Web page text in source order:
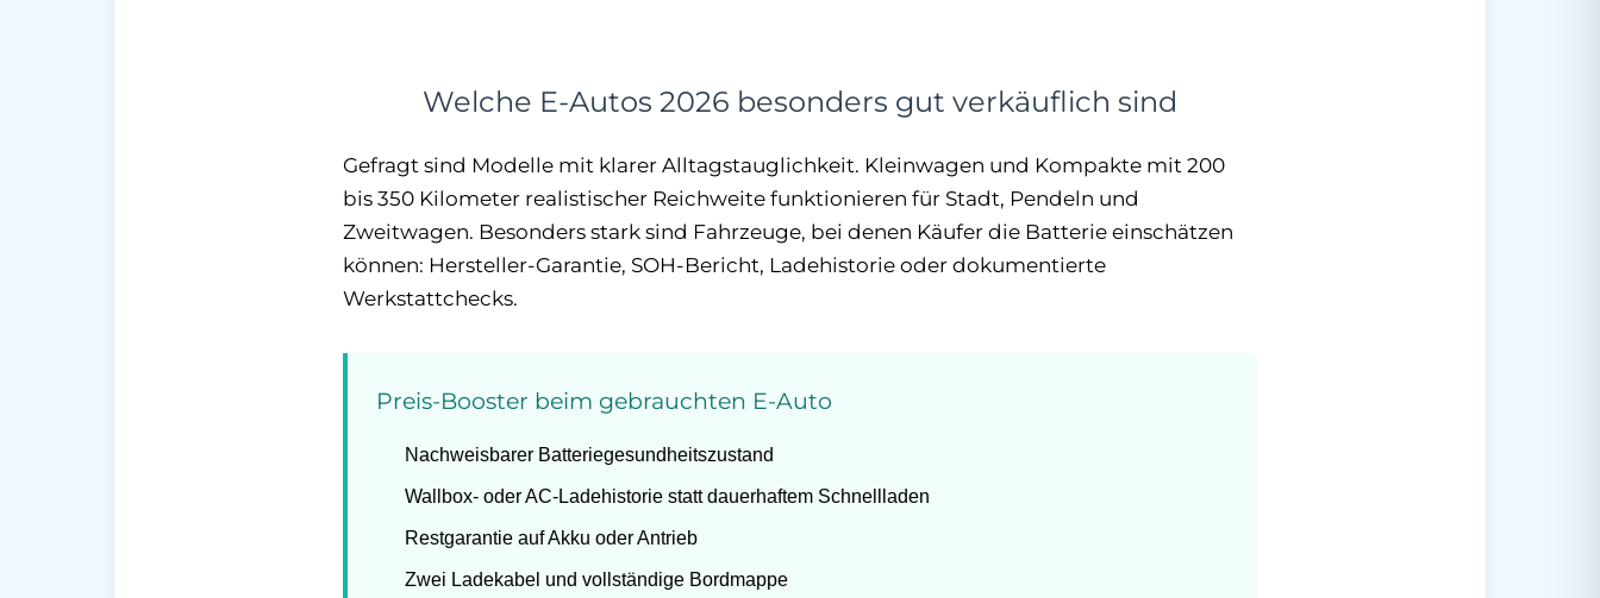
Welche E-Autos 2026 besonders gut verkäuflich sind
Gefragt sind Modelle mit klarer Alltagstauglichkeit. Kleinwagen und Kompakte mit 200
bis 350 Kilometer realistischer Reichweite funktionieren für Stadt, Pendeln und
Zweitwagen. Besonders stark sind Fahrzeuge, bei denen Käufer die Batterie einschätzen
können: Hersteller-Garantie, SOH-Bericht, Ladehistorie oder dokumentierte
Werkstattchecks.
Preis-Booster beim gebrauchten E-Auto
Nachweisbarer Batteriegesundheitszustand
Wallbox- oder AC-Ladehistorie statt dauerhaftem Schnellladen
Restgarantie auf Akku oder Antrieb
Zwei Ladekabel und vollständige Bordmappe